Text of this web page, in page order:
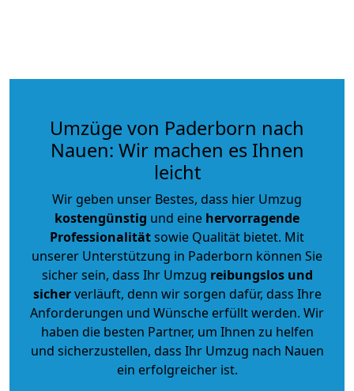
Umzüge von Paderborn nach
Nauen: Wir machen es Ihnen
leicht
Wir geben unser Bestes, dass hier Umzug
kostengünstig und eine hervorragende
Professionalitätsowie Qualität bietet. Mit
unserer Unterstützung in Paderborn können Sie
sicher sein, dass Ihr Umzug reibungslos und
sicherverläuft, denn wir sorgen dafür, dass Ihre
Anforderungen und Wünsche erfüllt werden. Wir
haben die besten Partner, um Ihnen zu helfen
und sicherzustellen, dass Ihr Umzug nach Nauen
ein erfolgreicher ist.